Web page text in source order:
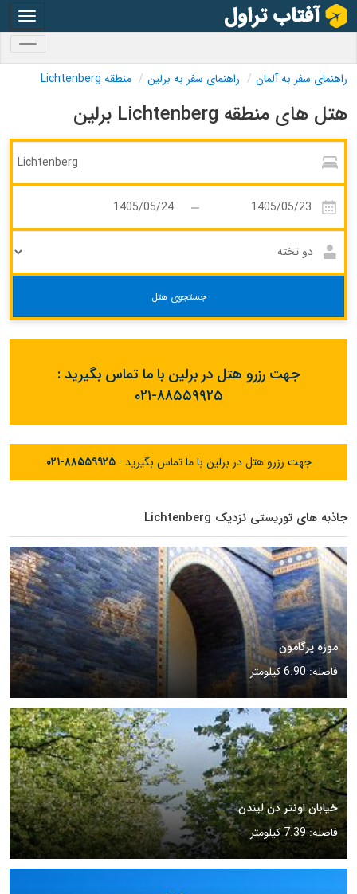
راهنمای سفر به آلمان راهنمای سفر به برلین منطقه Lichtenberg
هتل های منطقه Lichtenberg برلین
جستجوی هتل
جهت رزرو هتل در برلین با ما تماس بگیرید :
۰۲۱-۸۸۵۵۹۹۲۵
جهت رزرو هتل در برلین با ما تماس بگیرید :۰۲۱-۸۸۵۵۹۹۲۵
جاذبه های توریستی نزدیک Lichtenberg
موزه پرگامون
فاصله: 6.90 کیلومتر
خیابان اونتر دن لیندن
فاصله: 7.39 کیلومتر